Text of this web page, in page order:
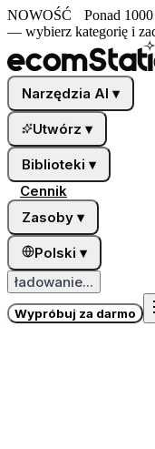
NOWOŚĆ
Ponad
— wybierz kategorię i
Narzędzia AI ▾
Utwórz ▾
Biblioteki ▾
Cennik
Zasoby ▾
Polski ▾
ładowanie...
Wypróbuj za darmo